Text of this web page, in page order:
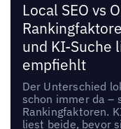
Local SEO vs
und KI-Suche
empfiehlt
Der Unterschied
schon immer da –
Rankingfaktoren.
liest beide, bevor